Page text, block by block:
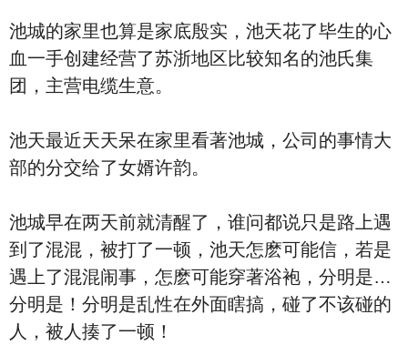
池城的家里也算是家底殷实，池天花了毕生的心
血一手创建经营了苏浙地区比较知名的池氏集
团，主营电缆生意。
池天最近天天呆在家里看著池城，公司的事情大
部的分交给了女婿许韵。
池城早在两天前就清醒了，谁问都说只是路上遇
到了混混，被打了一顿，池天怎麽可能信，若是
遇上了混混闹事，怎麽可能穿著浴袍，分明是…
分明是！分明是乱性在外面瞎搞，碰了不该碰的
人，被人揍了一顿！